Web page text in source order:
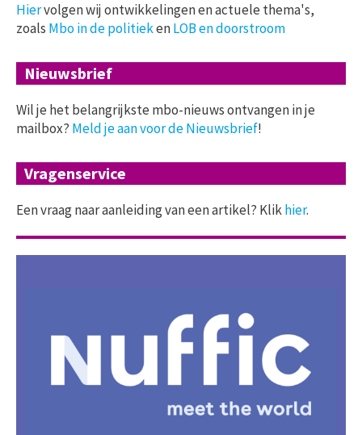
Hiervolgen wij ontwikkelingen en actuele thema's,
zoals Mbo in de politiekenLOB en doorstroom
Nieuwsbrief
Wil je het belangrijkste mbo-nieuws ontvangen in je
mailbox? Meld je aan voor de Nieuwsbrief!
Vragenservice
Een vraag naar aanleiding van een artikel? Klikhier.